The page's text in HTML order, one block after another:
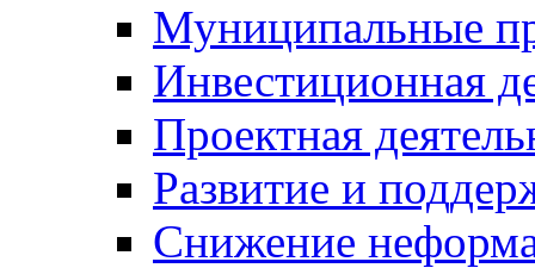
Муниципальные
Инвестиционная
Проектная
Развитие и
Снижение